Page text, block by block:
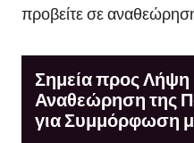
προβείτε σε
Σημεία προς
Αναθεώρηση της
για Συμμόρφωση